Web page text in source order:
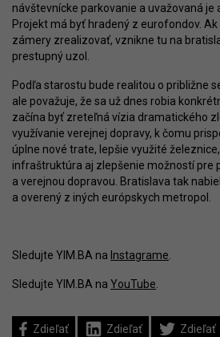
návštevnícke parkovanie a uvažovaná je
Projekt má byť hradený z eurofondov.
zámery zrealizovať, vznikne tu na
prestupný uzol.
Podľa starostu bude realitou o približne
ale považuje, že sa už dnes robia
začína byť zreteľná vízia dramatického
využívanie verejnej dopravy, k čomu
úplne nové trate, lepšie využité
infraštruktúra aj zlepšenie možností pre
a verejnou dopravou. Bratislava tak
a overený z iných európskych metropol.
Sledujte YIM.BA na Instagrame
Sledujte YIM.BA na YouTube
Zdieľať Zdieľať Zdieľať